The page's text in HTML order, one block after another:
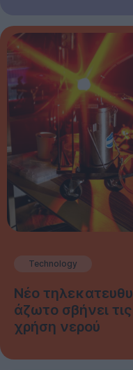
Technology
Νέο
άζωτο σβήνει
χρήση νερού